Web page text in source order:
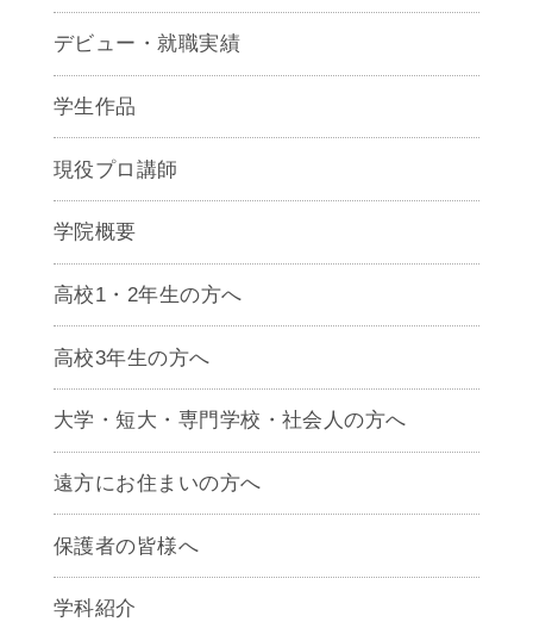
デビュー・就職実績
学生作品
現役プロ講師
学院概要
高校1・2年生の方へ
高校3年生の方へ
大学・短大・専門学校・社会人の方へ
遠方にお住まいの方へ
保護者の皆様へ
学科紹介